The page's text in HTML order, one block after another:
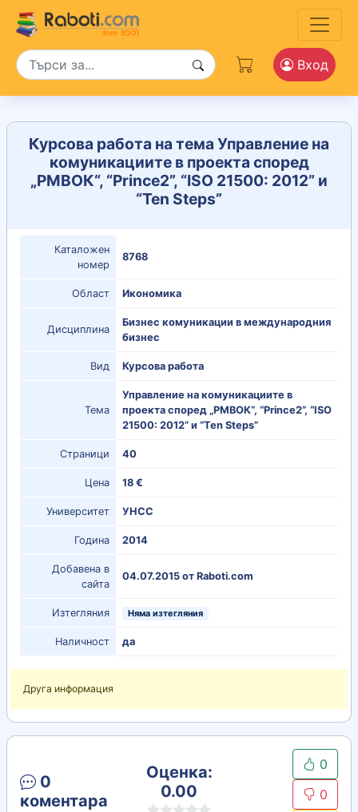
Вход
Курсова работа на тема Управление на
комуникациите в проекта според
„РМВОК“, “Prince2”, “ISO 21500: 2012” и
“Ten Steps”
Каталожен
номер
8768
Област Икономика
Дисциплина
Бизнес комуникации в международния
бизнес
Вид Курсова работа
Тема
Управление на комуникациите в
проекта според „РМВОК“, “Prince2”, “ISO
21500: 2012” и “Ten Steps”
Страници 40
Цена 18 €
Университет УНСС
Година 2014
Добавена в
сайта
04.07.2015 от Raboti.com
Изтегляния Няма изтегляния
Наличност да
Друга информация
0
коментара
Оценка:
0.00
0
0